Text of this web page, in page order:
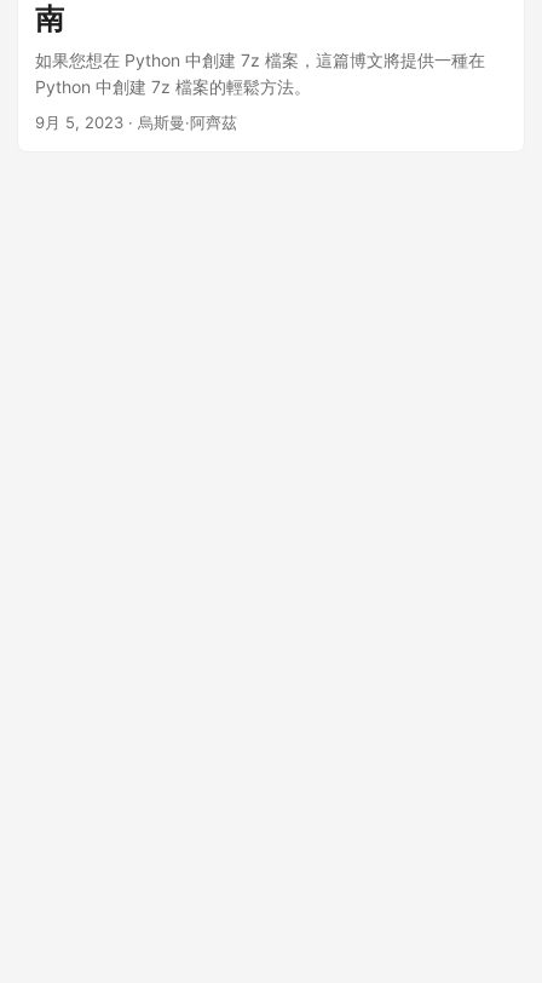
南
如果您想在 Python 中創建 7z 檔案，這篇博文將提供一種在
Python 中創建 7z 檔案的輕鬆方法。
9月 5, 2023 · 烏斯曼·阿齊茲